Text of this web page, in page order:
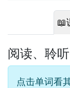
📖
阅读、聆
点击单词看